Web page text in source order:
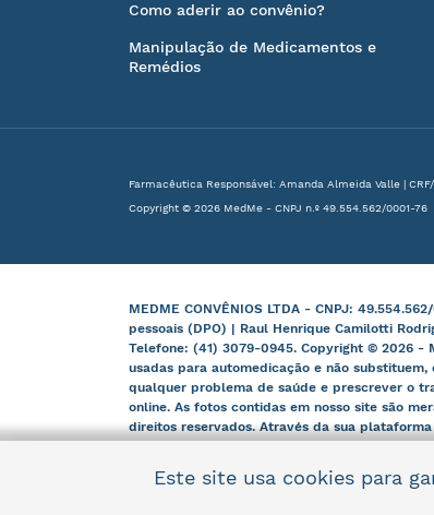
Como aderir ao convênio?
Manipulação de Medicamentos e
Remédios
Farmacêutica Responsável: Amanda Almeida Valle |
Copyright © 2026 MedMe - CNPJ n.º 49.554.562/0001-76
MEDME CONVÊNIOS LTDA - CNPJ:
pessoais (DPO) | Raul Henrique Camilotti
Telefone: (41) 3079-0945. Copyright © 2026 -
usadas para automedicação e não
qualquer problema de saúde e prescrever o
online. As fotos contidas em nosso site são
direitos reservados. Através da sua
Este site usa cookies para